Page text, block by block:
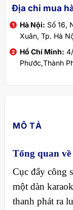
Địa chỉ mua
Hà Nội: Số 16,
Xuân, Tp. Hà
Hồ Chí Minh:
Phước,Thành
MÔ TẢ
Tổng quan
Cục đẩy công
một dàn
thanh phát ra